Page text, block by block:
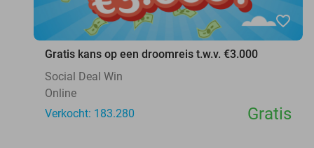
favorite_border
Gratis kans op een droomreis t.w.v. €3.000
Social Deal Win
Online
Verkocht: 183.280
Gratis